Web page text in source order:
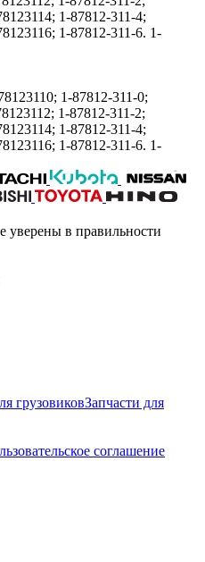
1-87812-311-4;
1-87812-311-6. 1-
1-87812-311-0;
1-87812-311-2;
1-87812-311-4;
1-87812-311-6. 1-
в правильности
грузовиковЗапчасти для
соглашение